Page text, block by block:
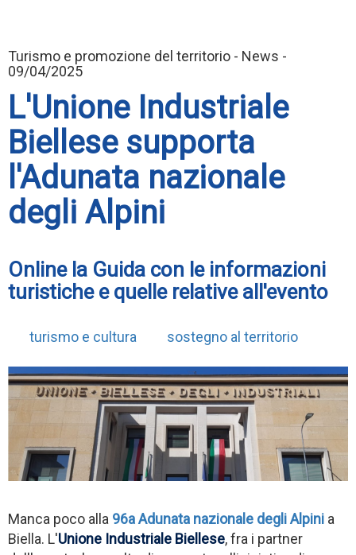
Turismo e promozione del territorio - News -
09/04/2025
L'Unione Industriale
Biellese supporta
l'Adunata nazionale
degli Alpini
Online la Guida con le informazioni
turistiche e quelle relative all'evento
turismo e cultura sostegno al territorio
Manca poco alla 96a Adunata nazionale degli Alpini a
Biella. L'Unione Industriale Biellese, fra i partner